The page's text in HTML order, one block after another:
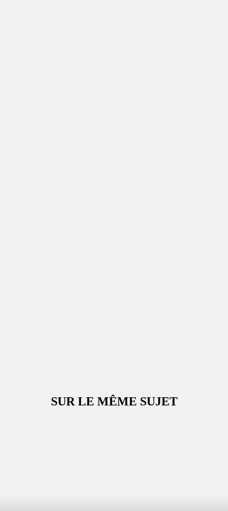
SUR LE MÊME SUJET